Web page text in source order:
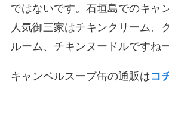
ではないです。石垣島でのキャ
人気御三家はチキンクリーム、
ルーム、チキンヌードルですねー
キャンベルスープ缶の通販はコ